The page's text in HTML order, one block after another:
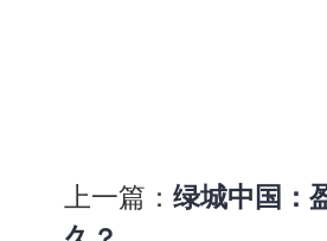
上一篇： 绿城中国：